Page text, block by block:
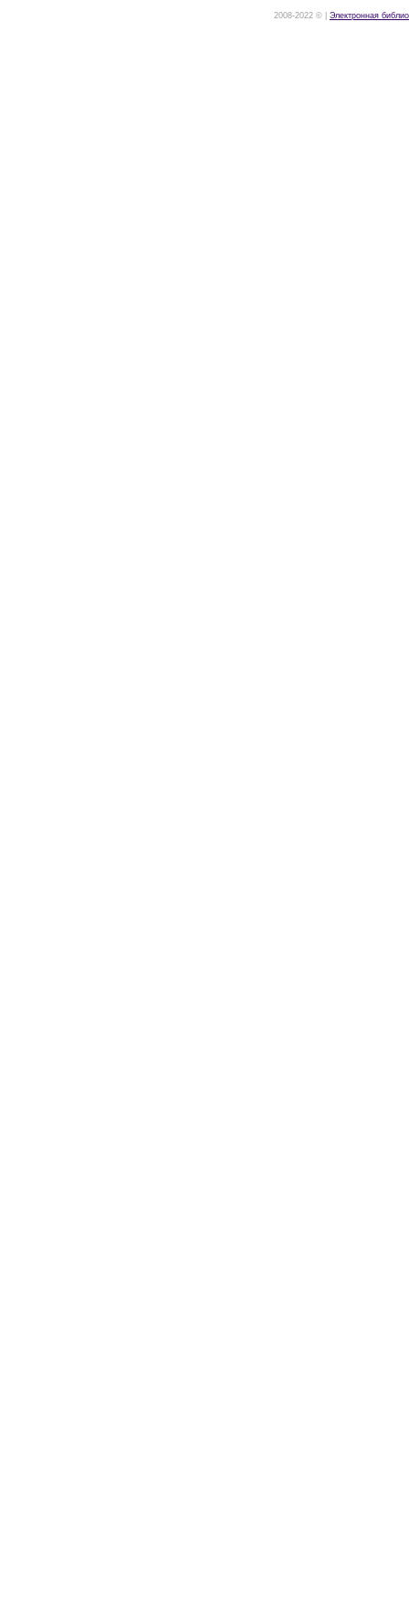
2008-2022 © | Электронная